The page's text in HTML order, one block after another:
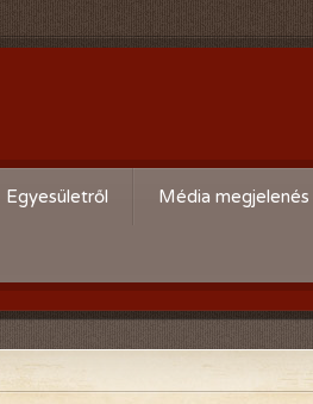
Egyesületről
Események beszámolói
Média megjelenés